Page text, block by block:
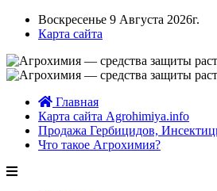
Воскресенье 9 Августа 2026г.
Карта сайта
Главная
Карта сайта Agrohimiya.info
Продажа Гербицидов,
Что такое Агрохимия?